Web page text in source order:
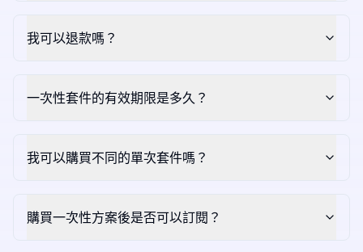
我可以退款嗎？
一次性套件的有效期限是多久？
我可以購買不同的單次套件嗎？
購買一次性方案後是否可以訂閱？